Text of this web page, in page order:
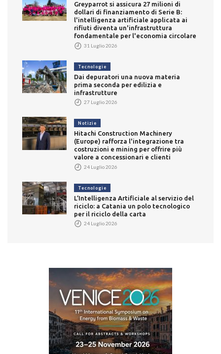
Greyparrot si assicura 27 milioni di
dollari di finanziamento di Serie B:
l'intelligenza artificiale applicata ai
rifiuti diventa un'infrastruttura
fondamentale per l'economia circolare
31 Luglio 2026
Tecnologie
Dai depuratori una nuova materia
prima seconda per edilizia e
infrastrutture
27 Luglio 2026
Notizie
Hitachi Construction Machinery
(Europe) rafforza l'integrazione tra
costruzioni e mining per offrire più
valore a concessionari e clienti
24 Luglio 2026
Tecnologie
L’Intelligenza Artificiale al servizio del
riciclo: a Catania un polo tecnologico
per il riciclo della carta
24 Luglio 2026